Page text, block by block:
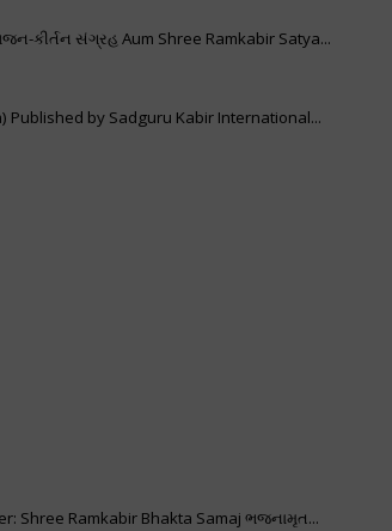
કીર્તન સંગ્રહ Aum Shree Ramkabir Satya...
Published by Sadguru Kabir International...
Shree Ramkabir Bhakta Samaj ભજનામૃત...